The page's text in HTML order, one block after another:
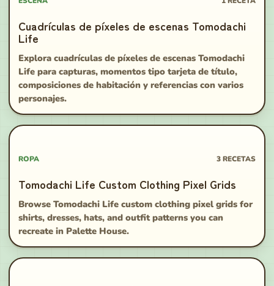
Cuadrículas de píxeles de escenas Tomodachi
Life
Explora cuadrículas de píxeles de escenas Tomodachi
Life para capturas, momentos tipo tarjeta de título,
composiciones de habitación y referencias con varios
personajes.
ROPA 3RECETAS
Tomodachi Life Custom Clothing Pixel Grids
Browse Tomodachi Life custom clothing pixel grids for
shirts, dresses, hats, and outfit patterns you can
recreate in Palette House.